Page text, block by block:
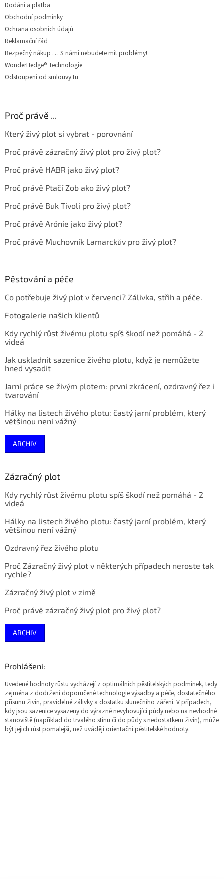
Dodání a platba
Obchodní podmínky
Ochrana osobních údajů
Reklamační řád
Bezpečný nákup … S námi nebudete mít problémy!
WonderHedge® Technologie
Odstoupení od smlouvy tu
Proč právě ...
Který živý plot si vybrat - porovnání
Proč právě zázračný živý plot pro živý plot?
Proč právě HABR jako živý plot?
Proč právě Ptačí Zob ako živý plot?
Proč právě Buk Tivoli pro živý plot?
Proč právě Arónie jako živý plot?
Proč právě Muchovník Lamarckův pro živý plot?
Pěstování a péče
Co potřebuje živý plot v červenci? Zálivka, střih a péče.
Fotogalerie našich klientů
Kdy rychlý růst živému plotu spíš škodí než pomáhá - 2
videá
Jak uskladnit sazenice živého plotu, když je nemůžete
hned vysadit
Jarní práce se živým plotem: první zkrácení, ozdravný řez i
tvarování
Hálky na listech živého plotu: častý jarní problém, který
většinou není vážný
ARCHIV
Zázračný plot
Kdy rychlý růst živému plotu spíš škodí než pomáhá - 2
videá
Hálky na listech živého plotu: častý jarní problém, který
většinou není vážný
Ozdravný řez živého plotu
Proč Zázračný živý plot v některých případech neroste tak
rychle?
Zázračný živý plot v zimě
Proč právě zázračný živý plot pro živý plot?
ARCHIV
Prohlášení:
Uvedené hodnoty růstu vycházejí z optimálních pěstitelských podmínek, tedy
zejména z dodržení doporučené technologie výsadby a péče, dostatečného
přísunu živin, pravidelné zálivky a dostatku slunečního záření. V případech,
kdy jsou sazenice vysazeny do výrazně nevyhovující půdy nebo na nevhodné
stanoviště (například do trvalého stínu či do půdy s nedostatkem živin), může
být jejich růst pomalejší, než uvádějí orientační pěstitelské hodnoty.